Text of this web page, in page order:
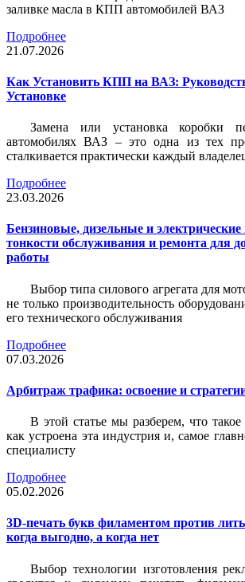
заливке масла в КПП автомобилей ВАЗ
Подробнее
21.07.2026
Как Установить КПП на ВАЗ:
Установке
Замена или установка коробки
автомобилях ВАЗ – это одна из тех
сталкивается практически каждый
Подробнее
23.03.2026
Бензиновые, дизельные и
тонкости обслуживания и ремонта для
работы
Выбор типа силового агрегата для
не только производительность
его технического обслуживания
Подробнее
07.03.2026
Арбитраж трафика: освоение и
В этой статье мы разберем, что
как устроена эта индустрия и, самое
специалисту
Подробнее
05.02.2026
3D-печать букв филаментом против
когда выгодно, а когда нет
Выбор технологии изготовления